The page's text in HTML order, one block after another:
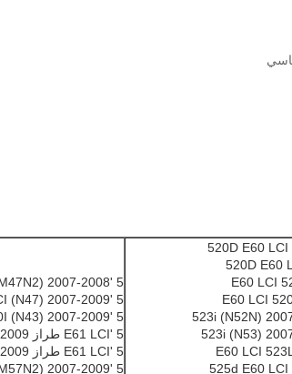
5 '520D E61 LCI (M47N2) 2007-2008
5 '520D E61 LCI (N47) 2007-2009
5 'E61 LCI 520I (N43) 2007-2009
5 'E61 LCI طراز 523i (N52N) 2007-2009
5 'E61 LCI طراز 523i (N53) 2007-2009
5 '525d E61 LCI (M57N2) 2007-2009